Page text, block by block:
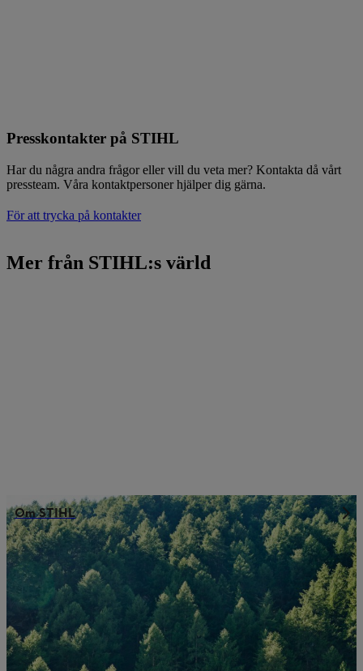
Presskontakter på STIHL
Har du några andra frågor eller vill du veta mer? Kontakta då vårt
pressteam. Våra kontaktpersoner hjälper dig gärna.
För att trycka på kontakter
Mer från STIHL:s värld
Om STIHL